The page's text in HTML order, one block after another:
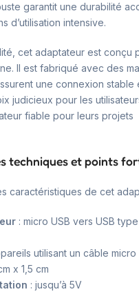
garantit une durabilité
d’utilisation intensive.
cet adaptateur est conçu
Il est fabriqué avec des
une connexion stable
judicieux pour les
fiable pour leurs projets
techniques et points
caractéristiques de cet
: micro USB vers USB
utilisant un câble micro
x 1,5 cm
: jusqu’à 5V